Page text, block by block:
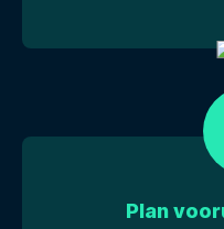
Plan